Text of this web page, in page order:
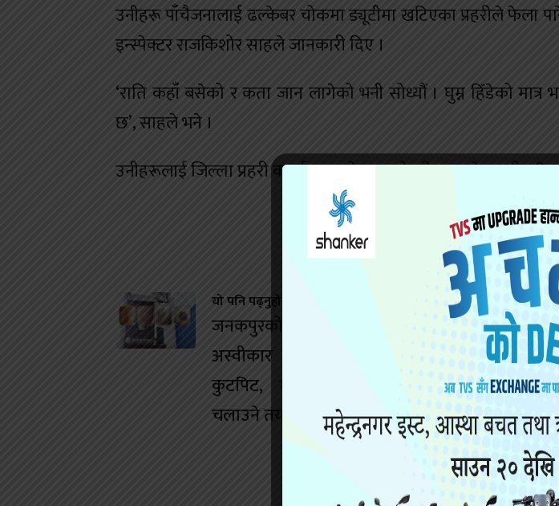
उनीहरू पाँचैजनालाई ढल्केबर चोकमा ड्यूटीमा खटिएका प्रहरीले फेला
इन्स्पेक्टर राजकिशोर साहले जानकारी दिए ।
‘राति कहाँ बसेको र कता जान लागेको भनी सोध्यौं । घुम्न हिँडेको
छ’, साहले भने ।
उनीहरूलाई जिल्ला प्रहरी कार्यालय जलेश्वर, महोत्तरी पठाउने तयारी
यो पनि पढ्नुहोस
जनकपुरको डान्स बारमा यौनकार्य
अस्वीकार गर्दा युवतीमाथि निर्घात
कुटपिट, मानव बेचबिखन मुद्दा
चलाउने तयारी
सिरहा
राईनको